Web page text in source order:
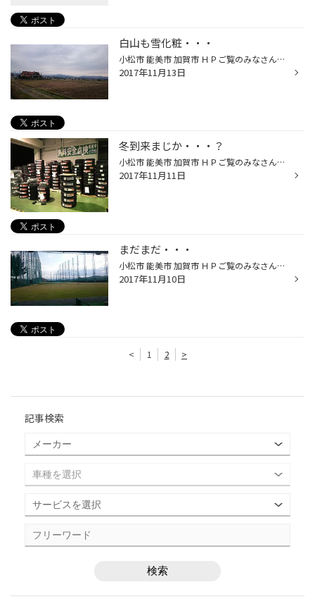
白山も雪化粧・・・
小松市 能美市 加賀市 ＨＰご覧のみなさん、こんにちは。 タイヤ館コマツ店です。 冬の足音がすぐそこ？ 今月4日の時はまだ山頂だけが白かったのですが 今日見てみると、周りの山々も白くなってきてます。 雪が降ってからのタイヤ交換はとても込み合います。 ご自分で交換される方は、寒い・・・ で...
2017年11月13日
冬到来まじか・・・？
小松市 能美市 加賀市 ＨＰご覧のみなさん、こんにちは。 タイヤ館コマツ店です。 スタッドレスタイヤのご準備はお済みでしょうか。 当店ではスタッドレスの取り付けを行っていますしご予約の品も。 集中得市も11/11～19日まで開催中です ご来店お待ちしております。
2017年11月11日
まだまだ・・・
小松市 能美市 加賀市 ＨＰご覧のみなさん、こんにちは。 タイヤ館コマツ店です。 11月も半ばになりますが、まだまだゴルフできますね～。 たまに暖かい日が休みと重なると練習！ラウンド！と ゴルフに熱中（笑）してます。 当店の蔵谷スタッフには負けられません！！ とは言っても、あっという間に...
2017年11月10日
< 1 2 >
記事検索